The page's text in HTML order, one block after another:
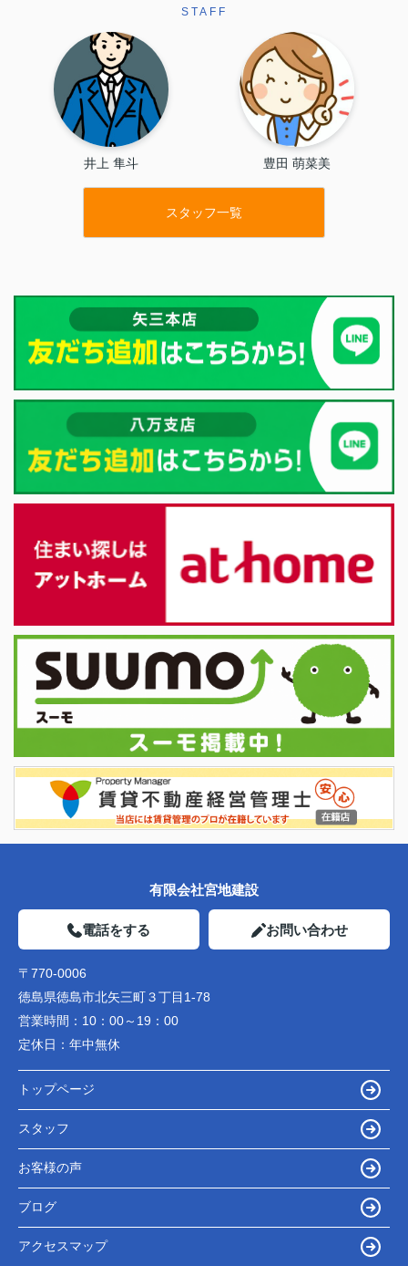
STAFF
井上 隼斗 豊田 萌菜美
スタッフ一覧
有限会社宮地建設
電話をする お問い合わせ
〒770-0006
徳島県徳島市北矢三町３丁目1-78
営業時間： 10：00～19：00
定休日： 年中無休
トップページ
スタッフ
お客様の声
ブログ
アクセスマップ